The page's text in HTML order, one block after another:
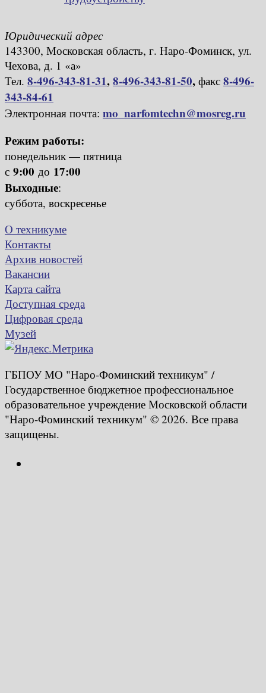
Юридический адрес
143300, Московская область, г. Наро-Фоминск, ул.
Чехова, д. 1 «а»
Тел. 8-496-343-81-31,8-496-343-81-50, факс 8-496-
343-84-61
Электронная почта: mo_narfomtechn@mosreg.ru
Режим работы:
понедельник — пятница
с 9:00 до 17:00
Выходные:
суббота, воскресенье
О техникуме
Контакты
Архив новостей
Вакансии
Карта сайта
Доступная среда
Цифровая среда
Музей
ГБПОУ МО "Наро-Фоминский техникум" /
Государственное бюджетное профессиональное
образовательное учреждение Московской области
"Наро-Фоминский техникум" © 2026. Все права
защищены.